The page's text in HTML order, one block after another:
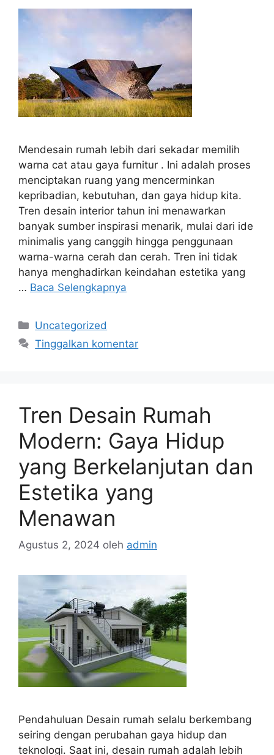
Mendesain rumah lebih dari sekadar memilih
warna cat atau gaya furnitur . Ini adalah proses
menciptakan ruang yang mencerminkan
kepribadian, kebutuhan, dan gaya hidup kita.
Tren desain interior tahun ini menawarkan
banyak sumber inspirasi menarik, mulai dari ide
minimalis yang canggih hingga penggunaan
warna-warna cerah dan cerah. Tren ini tidak
hanya menghadirkan keindahan estetika yang
… Baca Selengkapnya
Kategori
Uncategorized
Tinggalkan komentar
Tren Desain Rumah
Modern: Gaya Hidup
yang Berkelanjutan dan
Estetika yang
Menawan
Agustus 2, 2024 oleh admin
Pendahuluan Desain rumah selalu berkembang
seiring dengan perubahan gaya hidup dan
teknologi. Saat ini, desain rumah adalah lebih